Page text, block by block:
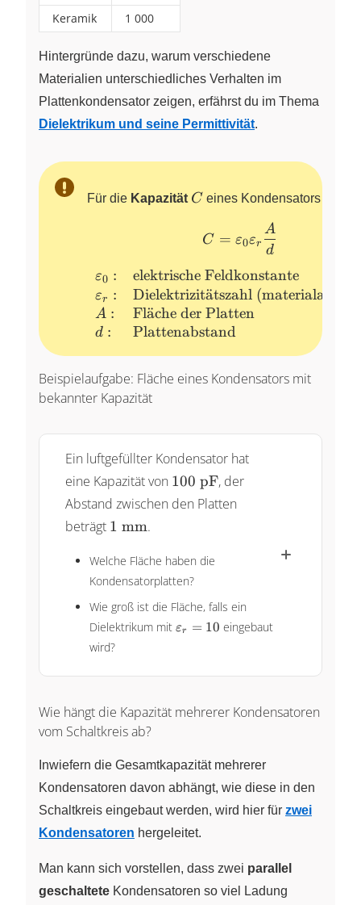
Keramik 1 000
Hintergründe dazu, warum verschiedene
Materialien unterschiedliches Verhalten im
Plattenkondensator zeigen, erfährst du im Thema
Dielektrikum und seine Permittivität.
Für die Kapazität C
C eines Kondensators gilt:
C = ε0εr d
A
\begin{array}{ll}
\varepsilon_0: &
\text{elektrische
Feldkonstante}\\
\text{Dielektrizitätszahl
(materialabhängig)}\\
A: & \text{Fläche der
\end{array}
ε0 :
εr :
A :
d :
elektrische Feldkonstante
Dielektrizita
¨tszahl (materialabh
Fla
¨che der Platten
Plattenabstand
Beispielaufgabe: Fläche eines Kondensators mit
bekannter Kapazität
Ein luftgefüllter Kondensator hat
eine Kapazität von \pu{100
pF}
100 pF, der
Abstand zwischen den Platten
beträgt \pu{1
1 mm.
Welche Fläche haben die
Kondensatorplatten?
Wie groß ist die Fläche, falls ein
Dielektrikum mit \varepsilon_r=10
εr = 10 eingebaut
wird?
Wie hängt die Kapazität mehrerer Kondensatoren
vom Schaltkreis ab?
Inwiefern die Gesamtkapazität mehrerer
Kondensatoren davon abhängt, wie diese in den
Schaltkreis eingebaut werden, wird hier für zwei
Kondensatoren hergeleitet.
Man kann sich vorstellen, dass zwei parallel
geschaltete Kondensatoren so viel Ladung